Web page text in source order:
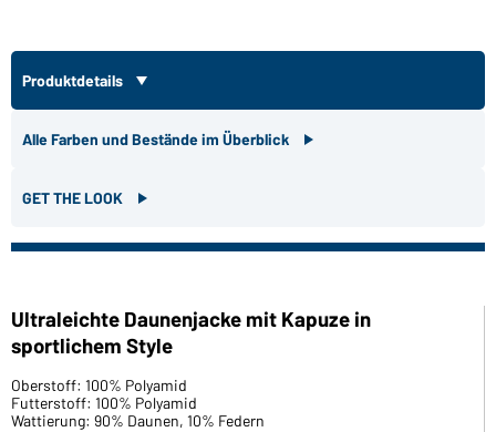
Produktdetails
Alle Farben und Bestände im Überblick
GET THE LOOK
Ultraleichte Daunenjacke mit Kapuze in
sportlichem Style
Oberstoff: 100% Polyamid
Futterstoff: 100% Polyamid
Wattierung: 90% Daunen, 10% Federn